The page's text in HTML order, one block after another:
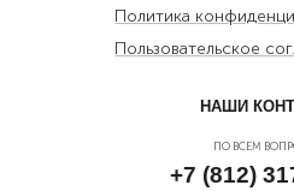
Политика
Пользовательское
НАШИ
ПО ВСЕМ
+7 (812)